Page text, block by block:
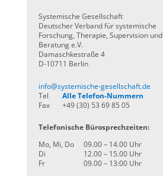
Systemische Gesellschaft
Deutscher Verband für systemische
Forschung, Therapie, Supervision und
Beratung e.V.
Damaschkestraße 4
D-10711 Berlin
info@systemische-gesellschaft.de
Tel
Alle Telefon-Nummern
Fax
+49 (30) 53 69 85 05
Telefonische Bürosprechzeiten:
Mo, Mi, Do
09.00 – 14.00 Uhr
Di
12.00 – 15.00 Uhr
Fr
09.00 – 13:00 Uhr